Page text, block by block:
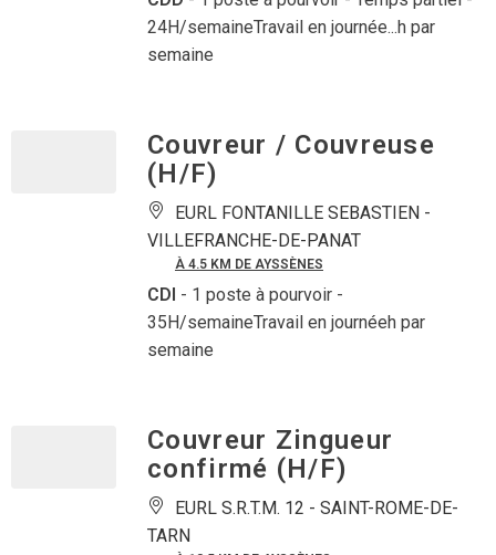
24H/semaineTravail en journée...h par
semaine
Couvreur / Couvreuse
(H/F)
EURL FONTANILLE SEBASTIEN -
VILLEFRANCHE-DE-PANAT
À 4.5 KM DE AYSSÈNES
CDI - 1 poste à pourvoir -
35H/semaineTravail en journéeh par
semaine
Couvreur Zingueur
confirmé (H/F)
EURL S.R.T.M. 12 - SAINT-ROME-DE-
TARN